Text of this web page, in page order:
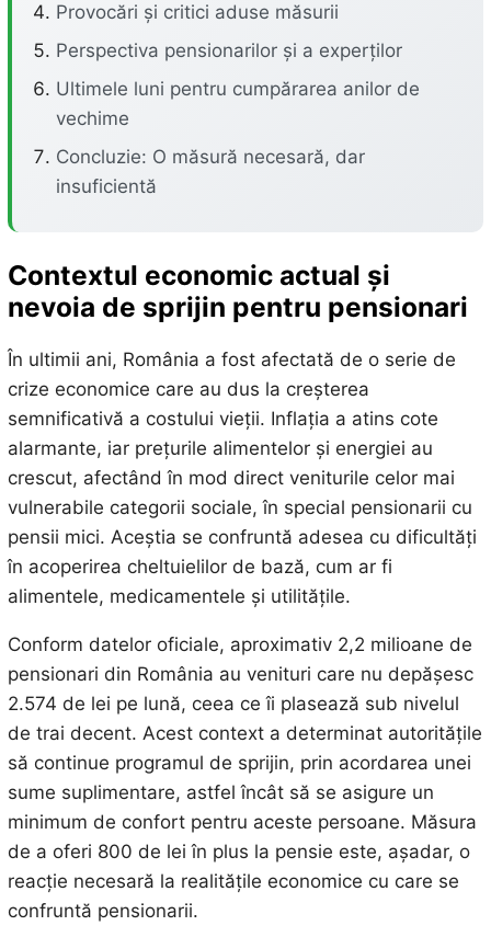
Provocări și critici aduse măsurii
Perspectiva pensionarilor și a experților
Ultimele luni pentru cumpărarea anilor de
vechime
Concluzie: O măsură necesară, dar
insuficientă
Contextul economic actual și
nevoia de sprijin pentru pensionari
În ultimii ani, România a fost afectată de o serie de
crize economice care au dus la creșterea
semnificativă a costului vieții. Inflația a atins cote
alarmante, iar prețurile alimentelor și energiei au
crescut, afectând în mod direct veniturile celor mai
vulnerabile categorii sociale, în special pensionarii cu
pensii mici. Aceștia se confruntă adesea cu dificultăți
în acoperirea cheltuielilor de bază, cum ar fi
alimentele, medicamentele și utilitățile.
Conform datelor oficiale, aproximativ 2,2 milioane de
pensionari din România au venituri care nu depășesc
2.574 de lei pe lună, ceea ce îi plasează sub nivelul
de trai decent. Acest context a determinat autoritățile
să continue programul de sprijin, prin acordarea unei
sume suplimentare, astfel încât să se asigure un
minimum de confort pentru aceste persoane. Măsura
de a oferi 800 de lei în plus la pensie este, așadar, o
reacție necesară la realitățile economice cu care se
confruntă pensionarii.